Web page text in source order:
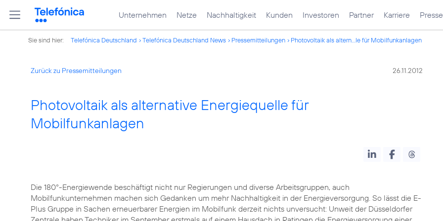
Unternehmen Netze Nachhaltigkeit Kunden Investoren Partner Karriere Presse
Sie sind hier: Telefónica Deutschland Telefónica Deutschland News Pressemitteilungen Photovoltaik als altern...le für Mobilfunkanlagen
Zurück zu Pressemitteilungen 26.11.2012
Photovoltaik als alternative Energiequelle für
Mobilfunkanlagen
Die 180°-Energiewende beschäftigt nicht nur Regierungen und diverse Arbeitsgruppen, auch
Mobilfunkunternehmen machen sich Gedanken um mehr Nachhaltigkeit in der Energieversorgung. So lässt die E-
Plus Gruppe in Sachen erneuerbarer Energien im Mobilfunk derzeit nichts unversucht: Unweit der Düsseldorfer